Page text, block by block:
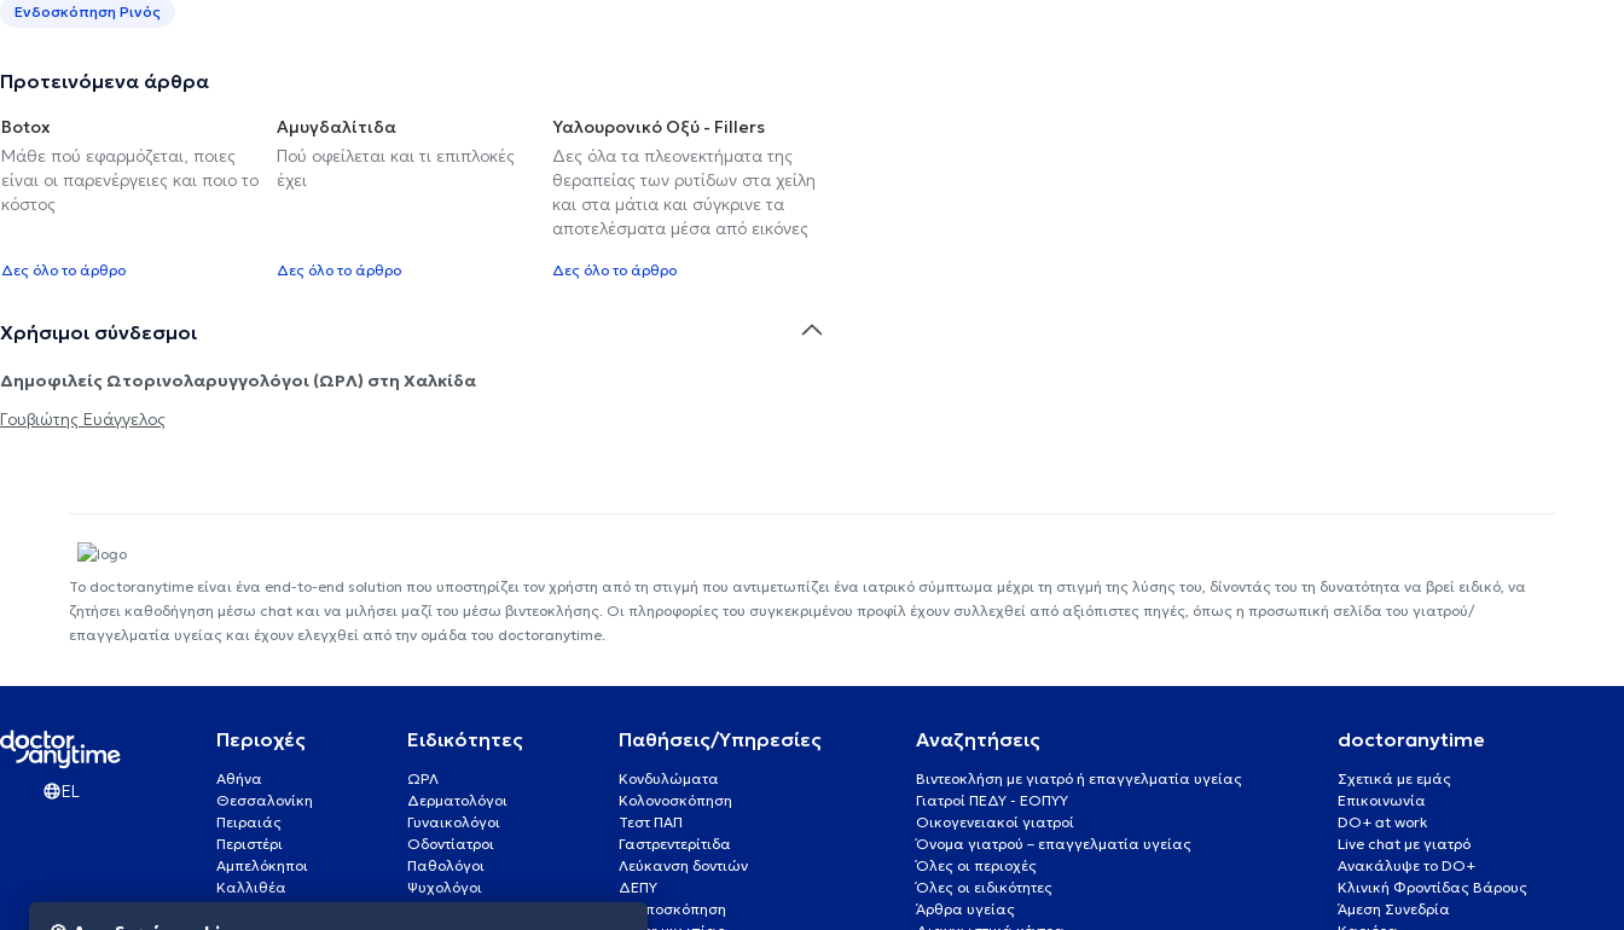
Ενδοσκόπηση Ρινός
Προτεινόμενα άρθρα
Botox
Μάθε πού εφαρμόζεται, ποιες
είναι οι παρενέργειες και ποιο το
κόστος
Δες όλο το άρθρο
Αμυγδαλίτιδα
Πού οφείλεται και τι επιπλοκές
έχει
Δες όλο το άρθρο
Υαλουρονικό Οξύ - Fillers
Δες όλα τα πλεονεκτήματα της
θεραπείας των ρυτίδων στα χείλη
και στα μάτια και σύγκρινε τα
αποτελέσματα μέσα από εικόνες
Δες όλο το άρθρο
Χρήσιμοι σύνδεσμοι
Δημοφιλείς Ωτορινολαρυγγολόγοι (ΩΡΛ) στη Χαλκίδα
Γουβιώτης Ευάγγελος
Το doctoranytime είναι ένα end-to-end solution που υποστηρίζει τον χρήστη από τη στιγμή που αντιμετωπίζει ένα ιατρικό σύμπτωμα μέχρι τη στιγμή της λύσης του, δίνοντάς του τη δυνατότητα να βρεί ειδικό, να
ζητήσει καθοδήγηση μέσω chat και να μιλήσει μαζί του μέσω βιντεοκλήσης. Οι πληροφορίες του συγκεκριμένου προφίλ έχουν συλλεχθεί από αξιόπιστες πηγές, όπως η προσωπική σελίδα του γιατρού/
επαγγελματία υγείας και έχουν ελεγχθεί από την ομάδα του doctoranytime.
EL
Περιοχές
Αθήνα
Θεσσαλονίκη
Πειραιάς
Περιστέρι
Αμπελόκηποι
Καλλιθέα
Ειδικότητες
ΩΡΛ
Δερματολόγοι
Γυναικολόγοι
Οδοντίατροι
Παθολόγοι
Ψυχολόγοι
Παθήσεις/Υπηρεσίες
Κονδυλώματα
Κολονοσκόπηση
Τεστ ΠΑΠ
Γαστρεντερίτιδα
Λεύκανση δοντιών
ΔΕΠΥ
Κολποσκόπηση
Αναζητήσεις
Βιντεοκλήση με γιατρό ή επαγγελματία υγείας
Γιατροί ΠΕΔΥ - ΕΟΠΥΥ
Οικογενειακοί γιατροί
Όνομα γιατρού – επαγγελματία υγείας
Όλες οι περιοχές
Όλες οι ειδικότητες
Άρθρα υγείας
doctoranytime
Σχετικά με εμάς
Επικοινωνία
DO+ at work
Live chat με γιατρό
Ανακάλυψε το DO+
Κλινική Φροντίδας Βάρους
Άμεση Συνεδρία